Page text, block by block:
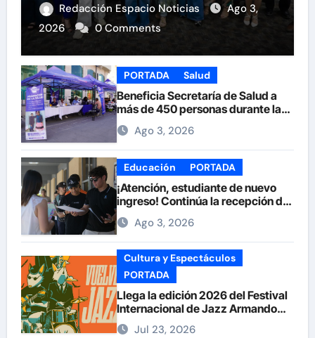
Redacción Espacio Noticias
Ago 3,
2026
0 Comments
PORTADA Salud
Beneficia Secretaría de Salud a
más de 450 personas durante la
Feria de la Salud en la Plaza de
ArmasAgo 3, 2026
Educación PORTADA
¡Atención, estudiante de nuevo
ingreso! Continúa la recepción de
documentos en la UACH.
Ago 3, 2026
Cultura y Espectáculos
PORTADA
Llega la edición 2026 del Festival
Internacional de Jazz Armando
Nuñez
Jul 23, 2026